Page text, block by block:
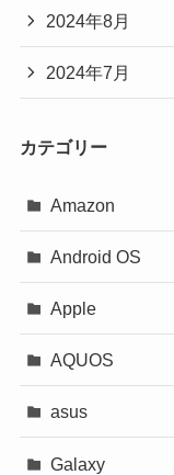
2024年8月
2024年7月
カテゴリー
Amazon
Android OS
Apple
AQUOS
asus
Galaxy